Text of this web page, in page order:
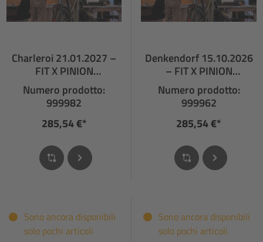
Charleroi 21.01.2027 –
FIT X PINION
FORMATION DES
REVENDEURS
SPÉCIALISÉS
Numero prodotto:
999982
285,54 €*
Denkendorf 15.10.2026
– FIT X PINION
FACHHÄNDLERSCHULUN
G
Numero prodotto:
999962
285,54 €*
Sono ancora disponibili
solo pochi articoli
Sono ancora disponibili
solo pochi articoli